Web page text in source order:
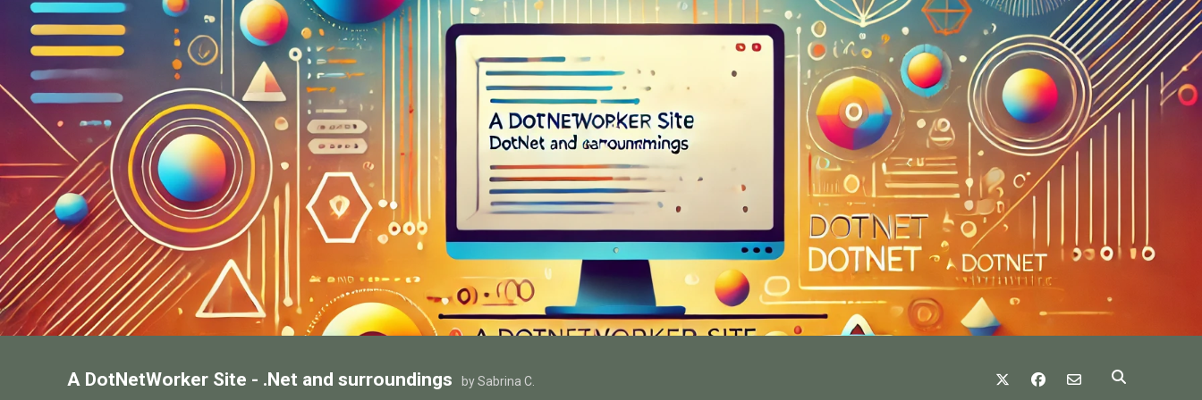
A DotNetWorker Site - .Net and surroundings by Sabrina C.
twitter facebook
email-form